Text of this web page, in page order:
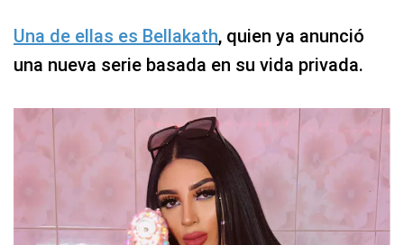
Una de ellas es Bellakath, quien ya anunció
una nueva serie basada en su vida privada.